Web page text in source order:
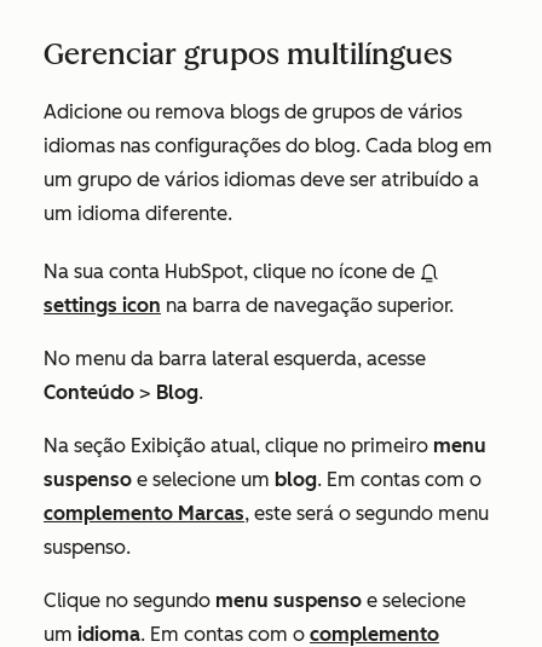
Gerenciar grupos multilíngues
Adicione ou remova blogs de grupos de vários
idiomas nas configurações do blog. Cada blog em
um grupo de vários idiomas deve ser atribuído a
um idioma diferente.
Na sua conta HubSpot, clique no ícone de
settings icon na barra de navegação superior.
No menu da barra lateral esquerda, acesse
Conteúdo > Blog.
Na seção Exibição atual, clique no primeiro menu
suspenso e selecione um blog. Em contas com o
complemento Marcas, este será o segundo menu
suspenso.
Clique no segundo menu suspenso e selecione
um idioma. Em contas com o complemento